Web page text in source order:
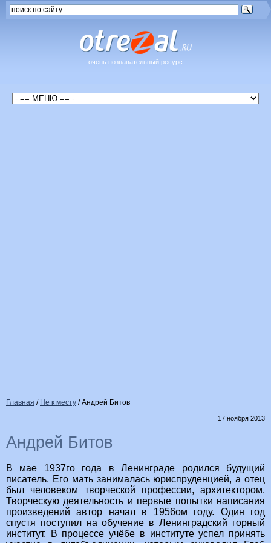
очень познавательный ресурс
Главная / Не к месту /Андрей Битов
17 ноября 2013
Андрей Битов
В мае 1937го года в Ленинграде родился будущий
писатель. Его мать занималась юриспруденцией, а отец
был человеком творческой профессии, архитектором.
Творческую деятельность и первые попытки написания
произведений автор начал в 1956ом году. Один год
спустя поступил на обучение в Ленинградский горный
институт. В процессе учёбе в институте успел принять